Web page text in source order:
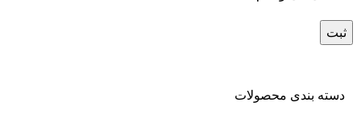
دسته بندی محصولات